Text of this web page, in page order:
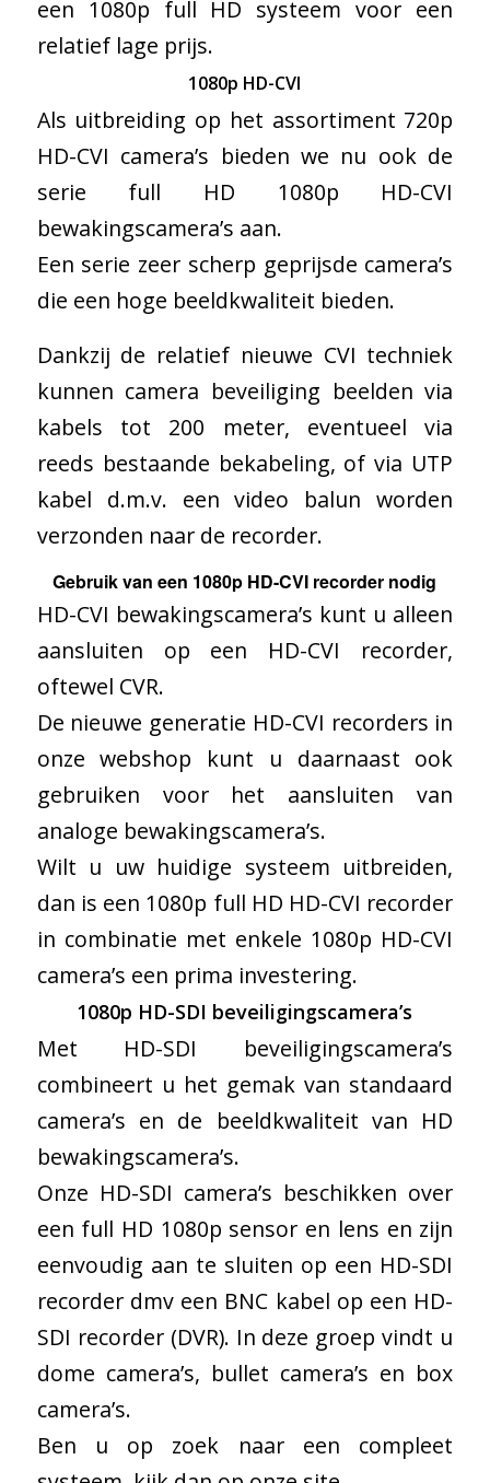
een 1080p full HD systeem voor een
relatief lage prijs.
1080p HD-CVI
Als uitbreiding op het assortiment 720p
HD-CVI camera’s bieden we nu ook de
serie full HD 1080p HD-CVI
bewakingscamera’s aan.
Een serie zeer scherp geprijsde camera’s
die een hoge beeldkwaliteit bieden.
Dankzij de relatief nieuwe CVI techniek
kunnen camera beveiliging beelden via
kabels tot 200 meter, eventueel via
reeds bestaande bekabeling, of via UTP
kabel d.m.v. een video balun worden
verzonden naar de recorder.
Gebruik van een 1080p HD-CVI recorder nodig
HD-CVI bewakingscamera’s kunt u alleen
aansluiten op een HD-CVI recorder,
oftewel CVR.
De nieuwe generatie HD-CVI recorders in
onze webshop kunt u daarnaast ook
gebruiken voor het aansluiten van
analoge bewakingscamera’s.
Wilt u uw huidige systeem uitbreiden,
dan is een 1080p full HD HD-CVI recorder
in combinatie met enkele 1080p HD-CVI
camera’s een prima investering.
1080p HD-SDI beveiligingscamera’s
Met HD-SDI beveiligingscamera’s
combineert u het gemak van standaard
camera’s en de beeldkwaliteit van HD
bewakingscamera’s.
Onze HD-SDI camera’s beschikken over
een full HD 1080p sensor en lens en zijn
eenvoudig aan te sluiten op een HD-SDI
recorder dmv een BNC kabel op een HD-
SDI recorder (DVR). In deze groep vindt u
dome camera’s, bullet camera’s en box
camera’s.
Ben u op zoek naar een compleet